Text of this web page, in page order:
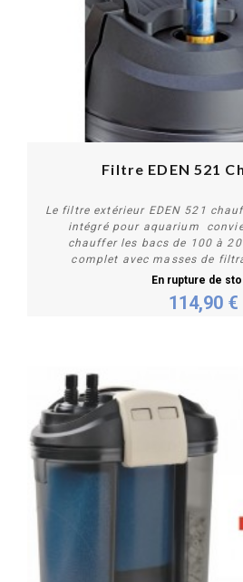
Plus de détails
Filtre EDEN 521
Le filtre extérieur EDEN 521
intégré pour aquarium
chauffer les bacs de 100 à
complet avec masses de
En rupture de
114,90 €